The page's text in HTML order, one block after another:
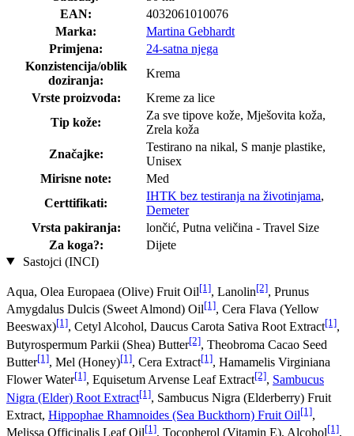
EAN:
4032061010076
Marka:
Martina Gebhardt
Primjena:
24-satna njega
Konzistencija/oblik
doziranja:
Krema
Vrste proizvoda:
Kreme za lice
Tip kože:
Za sve tipove kože, Mješovita koža,
Zrela koža
Značajke:
Testirano na nikal, S manje plastike,
Unisex
Mirisne note:
Med
Certtifikati:
IHTK bez testiranja na životinjama,
Demeter
Vrsta pakiranja:
lončić, Putna veličina - Travel Size
Za koga?:
Dijete
Sastojci (INCI)
Aqua, Olea Europaea (Olive) Fruit Oil[1], Lanolin[2], Prunus
Amygdalus Dulcis (Sweet Almond) Oil[1], Cera Flava (Yellow
Beeswax)[1], Cetyl Alcohol, Daucus Carota Sativa Root Extract[1],
Butyrospermum Parkii (Shea) Butter[2], Theobroma Cacao Seed
Butter[1], Mel (Honey)[1], Cera Extract[1], Hamamelis Virginiana
Flower Water[1], Equisetum Arvense Leaf Extract[2], Sambucus
Nigra (Elder) Root Extract[1], Sambucus Nigra (Elderberry) Fruit
Extract, Hippophae Rhamnoides (Sea Buckthorn) Fruit Oil[1],
Melissa Officinalis Leaf Oil [1], Tocopherol (Vitamin E), Alcohol [1],